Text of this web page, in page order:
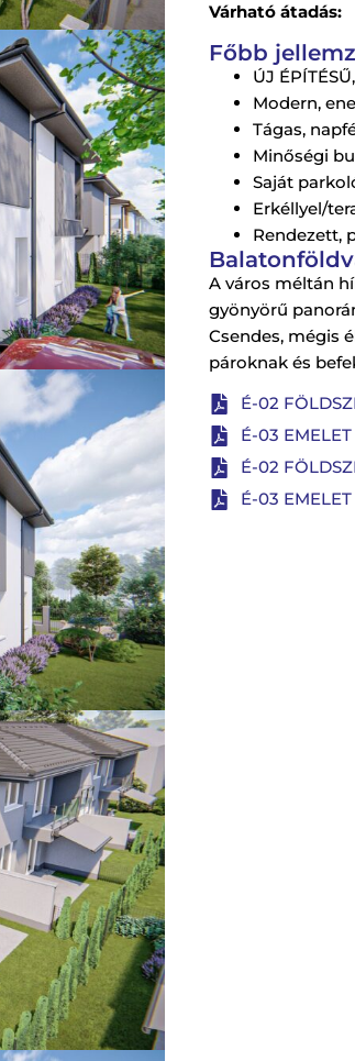
Várható átadás:
Főbb
ÚJ
Modern,
Tágas,
Minőségi
Saját
Erkéllyel/
Rendezett,
A város méltán
gyönyörű
Csendes, mégis
pároknak és
É-02
É-03
É-02
É-03